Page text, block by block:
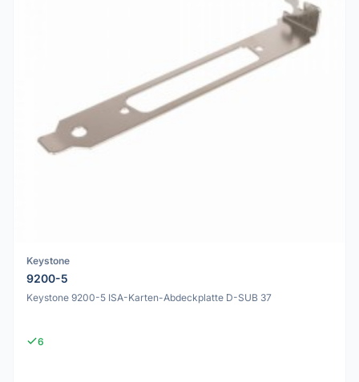
Keystone
9200-5
Keystone 9200-5 ISA-Karten-Abdeckplatte D-SUB 37
6